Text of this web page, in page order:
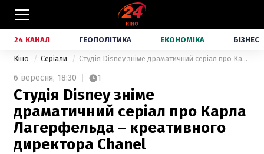
24 КАНАЛ ГЕОПОЛІТИКА ЕКОНОМІКА БІЗНЕС
Кіно Серіали Студія Disney зніме драматичний серіал про Карла Лагерфельда – креативного директора Chanel
6 вересня, 18:30 1
Студія Disney зніме
драматичний серіал про Карла
Лагерфельда – креативного
директора Chanel